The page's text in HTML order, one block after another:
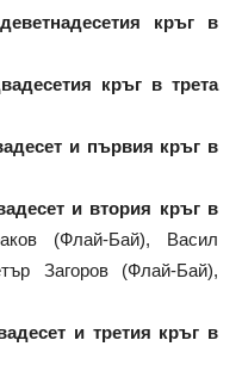
кръг в
кръг в трета
и първия кръг в
и втория кръг в
(Флай-Бай), Васил
Загоров (Флай-Бай),
и третия кръг в